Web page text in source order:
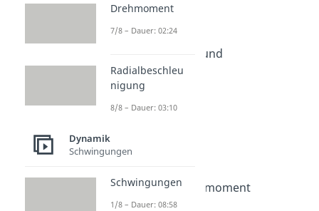
Dauer: 04:22
Kreisfrequenz
Dauer: 03:08
Zentripetalkraft und
Zentrifugalkraft
Dauer: 05:31
Dauer: 04:29
Trägheitsgesetz
Massenträgheitsmoment
Dauer: 05:22
Drehmoment
7/8 – Dauer: 02:24
Radialbeschleu
nigung
8/8 – Dauer: 03:10
Dynamik
Schwingungen
Schwingungen
1/8 – Dauer: 08:58